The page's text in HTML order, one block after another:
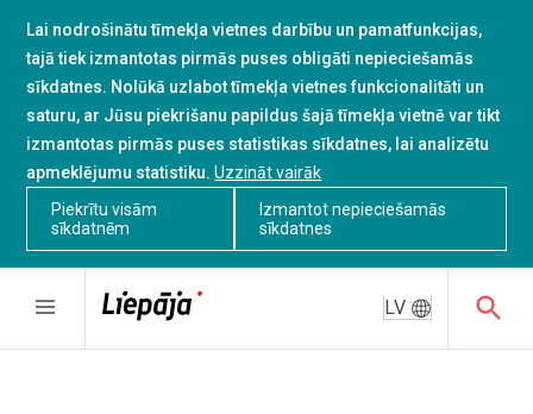
Lai nodrošinātu tīmekļa vietnes darbību un pamatfunkcijas,
tajā tiek izmantotas pirmās puses obligāti nepieciešamās
sīkdatnes. Nolūkā uzlabot tīmekļa vietnes funkcionalitāti un
saturu, ar Jūsu piekrišanu papildus šajā tīmekļa vietnē var tikt
izmantotas pirmās puses statistikas sīkdatnes, lai analizētu
apmeklējumu statistiku. Uzzināt vairāk
Piekrītu visām
sīkdatnēm
Izmantot nepieciešamās
sīkdatnes
LV